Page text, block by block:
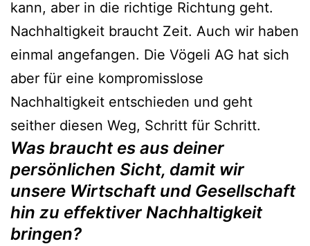
kann, aber in die richtige Richtung geht.
Nachhaltigkeit braucht Zeit. Auch wir haben
einmal angefangen. Die Vögeli AG hat sich
aber für eine kompromisslose
Nachhaltigkeit entschieden und geht
seither diesen Weg, Schritt für Schritt.
Was braucht es aus deiner
persönlichen Sicht, damit wir
unsere Wirtschaft und Gesellschaft
hin zu effektiver Nachhaltigkeit
bringen?